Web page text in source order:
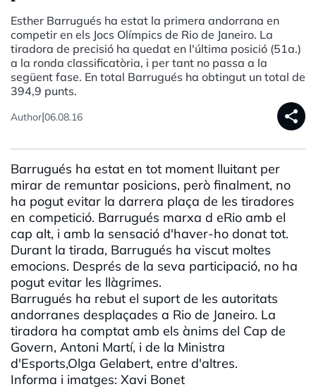
Esther Barrugués ha estat la primera andorrana en
competir en els Jocs Olímpics de Rio de Janeiro. La
tiradora de precisió ha quedat en l'última posició (51a.)
a la ronda classificatòria, i per tant no passa a la
següent fase. En total Barrugués ha obtingut un total de
394,9 punts.
Author|06.08.16 share
Barrugués ha estat en tot moment lluitant per
mirar de remuntar posicions, però finalment, no
ha pogut evitar la darrera plaça de les tiradores
en competició. Barrugués marxa d eRio amb el
cap alt, i amb la sensació d'haver-ho donat tot.
Durant la tirada, Barrugués ha viscut moltes
emocions. Després de la seva participació, no ha
pogut evitar les llàgrimes.
Barrugués ha rebut el suport de les autoritats
andorranes desplaçades a Rio de Janeiro. La
tiradora ha comptat amb els ànims del Cap de
Govern, Antoni Martí, i de la Ministra
d'Esports,Olga Gelabert, entre d'altres.
Informa i imatges: Xavi Bonet